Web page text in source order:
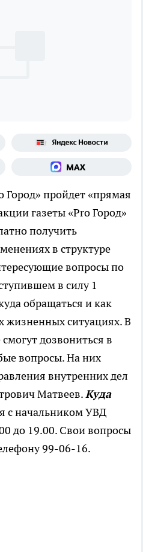
Город» пройдет «прямая
газеты «Pro Город»
получить
в структуре
вопросы по
в силу 1
обращаться и как
жизненных ситуациях. В
дозвониться в
вопросы. На них
внутренних дел
Матвеев.Куда
с начальником УВД
до 19.00. Свои вопросы
99-06-16.